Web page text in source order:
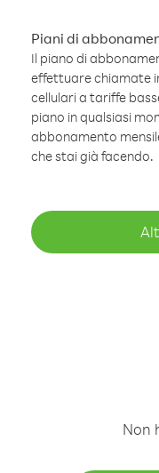
Piani di
Il piano di
effettuare chiamate
cellulari a tariffe
piano in qualsiasi
abbonamento
che stai già facendo.
Non